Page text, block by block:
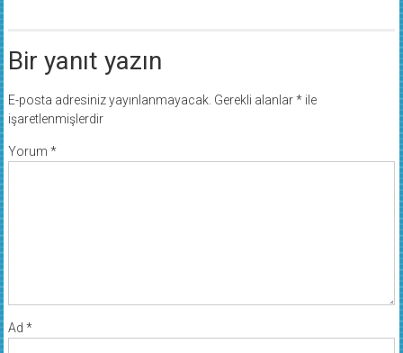
Bir yanıt yazın
E-posta adresiniz yayınlanmayacak. Gerekli alanlar*ile
işaretlenmişlerdir
Yorum *
Ad *